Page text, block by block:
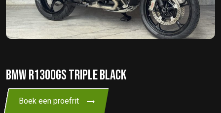
33402
BMW R1300GS TRIPLE BLACK
Boek een proefrit